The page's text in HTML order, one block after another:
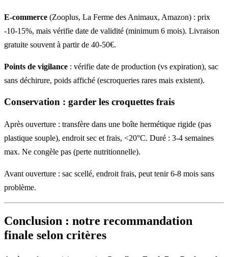
E-commerce (Zooplus, La Ferme des Animaux, Amazon) : prix
-10-15%, mais vérifie date de validité (minimum 6 mois). Livraison
gratuite souvent à partir de 40-50€.
Points de vigilance : vérifie date de production (vs expiration), sac
sans déchirure, poids affiché (escroqueries rares mais existent).
Conservation : garder les croquettes frais
Après ouverture : transfère dans une boîte hermétique rigide (pas
plastique souple), endroit sec et frais, <20°C. Duré : 3-4 semaines
max. Ne congèle pas (perte nutritionnelle).
Avant ouverture : sac scellé, endroit frais, peut tenir 6-8 mois sans
problème.
Conclusion : notre recommandation
finale selon critères